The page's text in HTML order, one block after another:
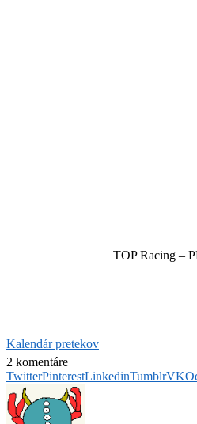
TOP Racing –
Kalendár pretekov
2 komentáre
TwitterPinterestLinkedinTumblrVK